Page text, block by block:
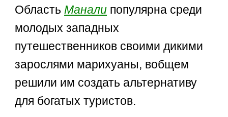
ОбластьМанали популярна среди
молодых западных
путешественников своими дикими
зарослями марихуаны, вобщем
решили им создать альтернативу
для богатых туристов.